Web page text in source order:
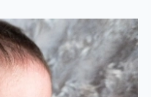
Pecah Dini
lakukan ketika mendapati ciri
obgyn atau langsung ke
akan melakukan pemeriksaan
KPD dan melakukan beberapa